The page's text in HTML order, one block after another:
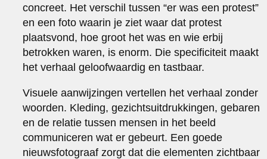
concreet. Het verschil tussen “er was een protest”
en een foto waarin je ziet waar dat protest
plaatsvond, hoe groot het was en wie erbij
betrokken waren, is enorm. Die specificiteit maakt
het verhaal geloofwaardig en tastbaar.
Visuele aanwijzingen vertellen het verhaal zonder
woorden. Kleding, gezichtsuitdrukkingen, gebaren
en de relatie tussen mensen in het beeld
communiceren wat er gebeurt. Een goede
nieuwsfotograaf zorgt dat die elementen zichtbaar